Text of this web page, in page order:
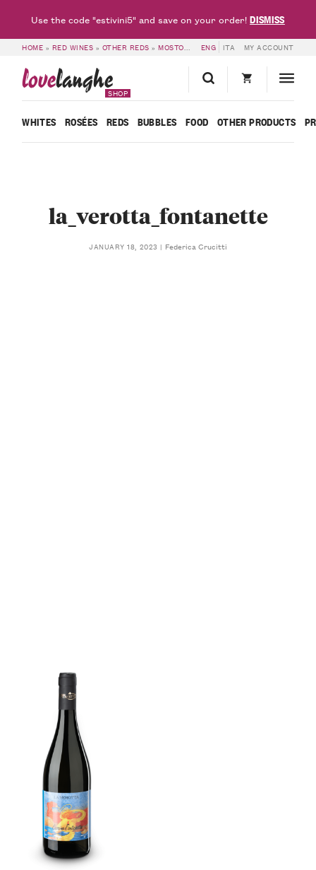
HOME » RED WINES » OTHER REDS »MOSTO PARZIALMENTE FERMENTATO LA VEROTTA – CASCINA FONTANETTE ENG ITA MY ACCOUNT
lovelanghe
SHOP
WHITES ROSÉES REDS BUBBLES FOOD OTHER PRODUCTS
la_verotta_fontanette
JANUARY 18, 2023 Federica Crucitti
Use the code "estivini5" and save on your order!DISMISS